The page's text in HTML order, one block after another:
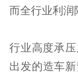
而全行业利润
行业高度承
出发的造车